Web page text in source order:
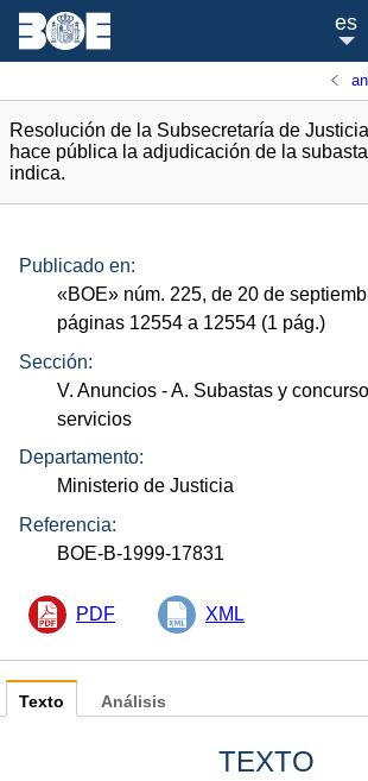
es
Resolución de la Subsecretaría de
hace pública la adjudicación de la
indica.
Publicado en:
«BOE» núm. 225, de 20 de
páginas 12554 a 12554 (1 pág.)
Sección:
V. Anuncios - A. Subastas y
servicios
Departamento:
Ministerio de Justicia
Referencia:
BOE-B-1999-17831
PDF XML
Texto
TEXTO
Análisis